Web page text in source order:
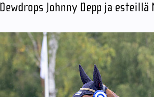
Dewdrops Johnny Depp ja esteillä